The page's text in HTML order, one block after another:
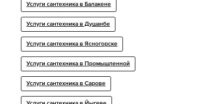
Услуги сантехника в Балакене
Услуги сантехника в Душанбе
Услуги сантехника в Ясногорске
Услуги сантехника в Промышленной
Услуги сантехника в Сарове